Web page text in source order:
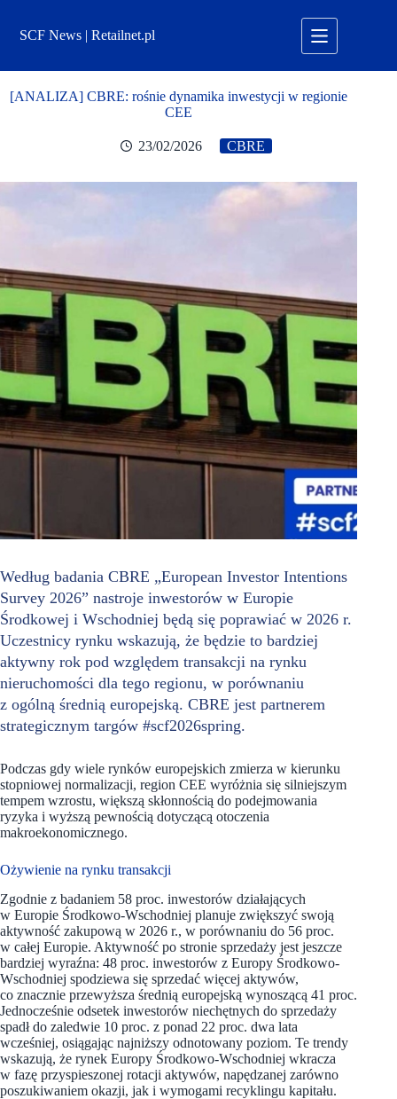
treściSCF News | Retailnet.pl
[ANALIZA] CBRE: rośnie dynamika inwestycji w regionie
CEE
23/02/2026 CBRE
Według badania CBRE „European Investor Intentions
Survey 2026” nastroje inwestorów w Europie
Środkowej i Wschodniej będą się poprawiać w 2026 r.
Uczestnicy rynku wskazują, że będzie to bardziej
aktywny rok pod względem transakcji na rynku
nieruchomości dla tego regionu, w porównaniu
z ogólną średnią europejską. CBRE jest partnerem
strategicznym targów #scf2026spring.
Podczas gdy wiele rynków europejskich zmierza w kierunku
stopniowej normalizacji, region CEE wyróżnia się silniejszym
tempem wzrostu, większą skłonnością do podejmowania
ryzyka i wyższą pewnością dotyczącą otoczenia
makroekonomicznego.
Ożywienie na rynku transakcji
Zgodnie z badaniem 58 proc. inwestorów działających
w Europie Środkowo-Wschodniej planuje zwiększyć swoją
aktywność zakupową w 2026 r., w porównaniu do 56 proc.
w całej Europie. Aktywność po stronie sprzedaży jest jeszcze
bardziej wyraźna: 48 proc. inwestorów z Europy Środkowo-
Wschodniej spodziewa się sprzedać więcej aktywów,
co znacznie przewyższa średnią europejską wynoszącą 41 proc.
Jednocześnie odsetek inwestorów niechętnych do sprzedaży
spadł do zaledwie 10 proc. z ponad 22 proc. dwa lata
wcześniej, osiągając najniższy odnotowany poziom. Te trendy
wskazują, że rynek Europy Środkowo-Wschodniej wkracza
w fazę przyspieszonej rotacji aktywów, napędzanej zarówno
poszukiwaniem okazji, jak i wymogami recyklingu kapitału.